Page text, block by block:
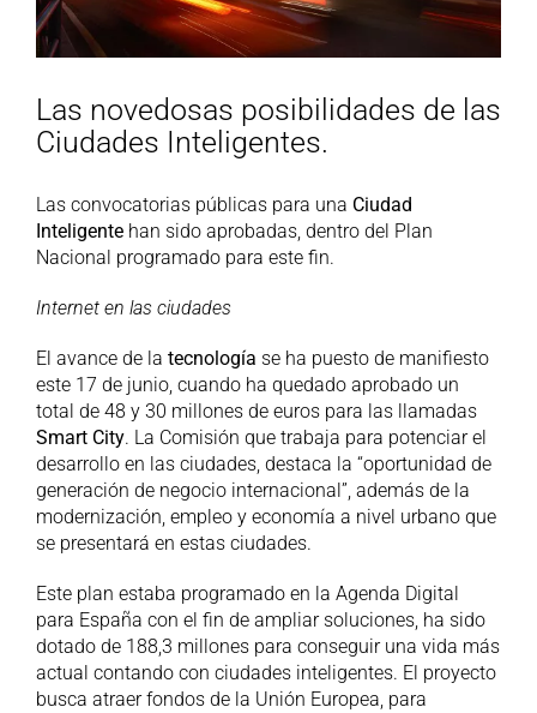
Las novedosas posibilidades de las
Ciudades Inteligentes.
Las convocatorias públicas para una Ciudad
Inteligente han sido aprobadas, dentro del Plan
Nacional programado para este fin.
Internet en las ciudades
El avance de la tecnología se ha puesto de manifiesto
este 17 de junio, cuando ha quedado aprobado un
total de 48 y 30 millones de euros para las llamadas
Smart City. La Comisión que trabaja para potenciar el
desarrollo en las ciudades, destaca la “oportunidad de
generación de negocio internacional”, además de la
modernización, empleo y economía a nivel urbano que
se presentará en estas ciudades.
Este plan estaba programado en la Agenda Digital
para España con el fin de ampliar soluciones, ha sido
dotado de 188,3 millones para conseguir una vida más
actual contando con ciudades inteligentes. El proyecto
busca atraer fondos de la Unión Europea, para